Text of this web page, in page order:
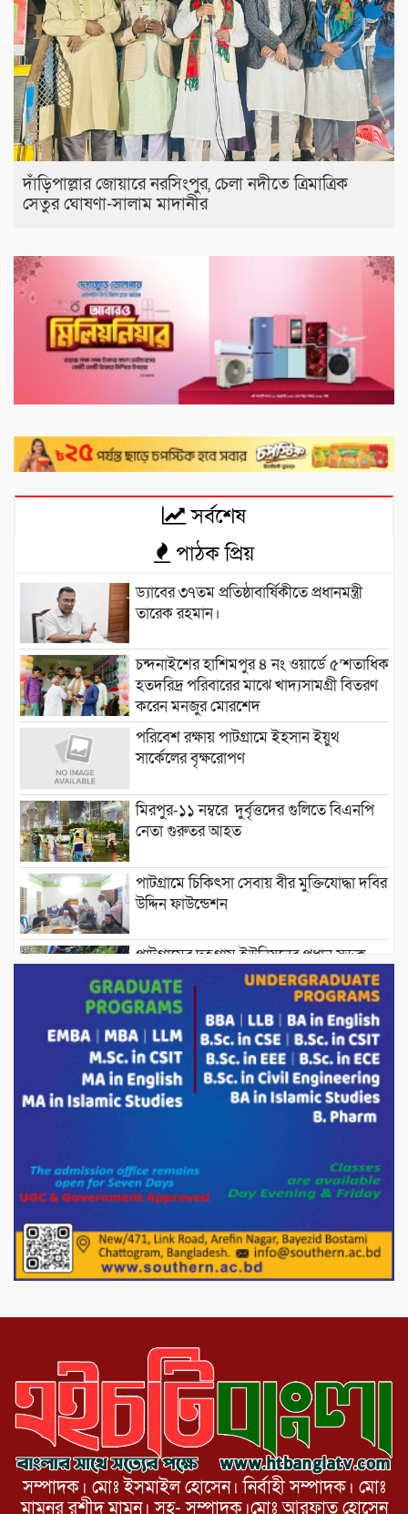
দাঁড়িপাল্লার জোয়ারে নরসিংপুর, চেলা নদীতে ত্রিমাত্রিক
সেতুর ঘোষণা-সালাম মাদানীর
সর্বশেষ
পাঠক প্রিয়
ড্যাবের ৩৭তম প্রতিষ্ঠাবার্ষিকীতে প্রধানমন্ত্রী
তারেক রহমান।
চন্দনাইশের হাশিমপুর ৪ নং ওয়ার্ডে ৫’শতাধিক
হতদরিদ্র পরিবারের মাঝে খাদ্যসামগ্রী বিতরণ
করেন মনজুর মোরশেদ
পরিবেশ রক্ষায় পাটগ্রামে ইহসান ইয়ুথ
সার্কেলের বৃক্ষরোপণ
মিরপুর-১১ নম্বরে দুর্বৃত্তদের গুলিতে বিএনপি
নেতা গুরুতর আহত
পাটগ্রামে চিকিৎসা সেবায় বীর মুক্তিযোদ্ধা দবির
উদ্দিন ফাউন্ডেশন
পাটগ্রামের দহগ্রাম ইউনিয়নের প্রধান সড়ক
ভেঙ্গে যোগাযোগ বিছিন্ন
অস্ট্রেলিয়া একাদশের বিপক্ষে ব্যাটিং ধসের
দিনে মিরাজের অপরাজিত সেঞ্চুরি
মাগুরার বাড়িতে হামলার প্রতিক্রিয়ায় যা বললেন
দেশীয় পাঁচ প্রজাতির ছোট মাছে উদ্বেগজনক
মাত্রায় মাইক্রোপ্লাস্টিকের উপস্থিতি শনাক্ত ।
সরকারকে ব্যর্থ করতে দেশের বিরুদ্ধে একটি
দল চক্রান্ত চালিয়ে যাচ্ছে : রিজভী
সম্পাদক। মোঃ ইসমাইল হোসেন। নির্বাহী সম্পাদক। মোঃ
মামুনুর রশীদ মামুন। সহ- সম্পাদক।মোঃ আরফাত হোসেন